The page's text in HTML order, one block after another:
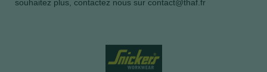
souhaitez plus, contactez nous sur contact@thaf.fr